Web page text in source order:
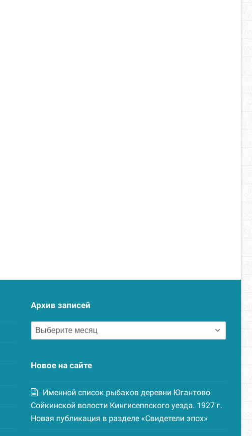
Архив записей
Архив
записей
Новое на сайте
Именной список рыбаков деревни Югантово
Сойкинской волости Кингисеппского уезда. 1927 г.
Новая публикация в разделе «Свидетели эпох»